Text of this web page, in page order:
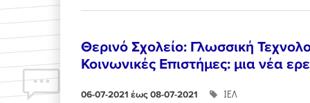
Θερινό Σχολείο: Γλωσσική
Κοινωνικές Επιστήμες: μια νέα
06-07-2021 έως 08-07-2021 ΙΕΛ